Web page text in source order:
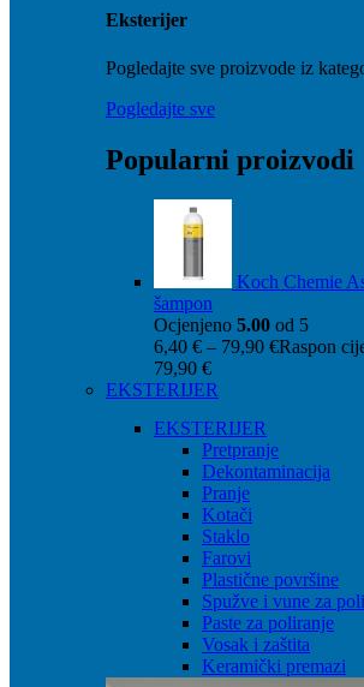
Eksterijer
Pogledajte sve proizvode iz
Pogledajte sve
Popularni proizvodi
Koch Chemie
šampon
Ocjenjeno 5.00 od 5
6,40 € – 79,90 €Raspon
79,90 €
EKSTERIJER
EKSTERIJER
Pretpranje
Dekontaminacija
Pranje
Kotači
Staklo
Farovi
Plastične površine
Spužve i vune za
Paste za poliranje
Vosak i zaštita
Keramički premazi